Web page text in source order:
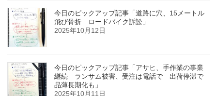
今日のピックアップ記事「道路に穴、15メートル
飛び骨折 ロードバイク訴訟」
2025年10月12日
今日のピックアップ記事「アサヒ、手作業の事業
継続 ランサム被害、受注は電話で 出荷停滞で
品薄長期化も」
2025年10月11日